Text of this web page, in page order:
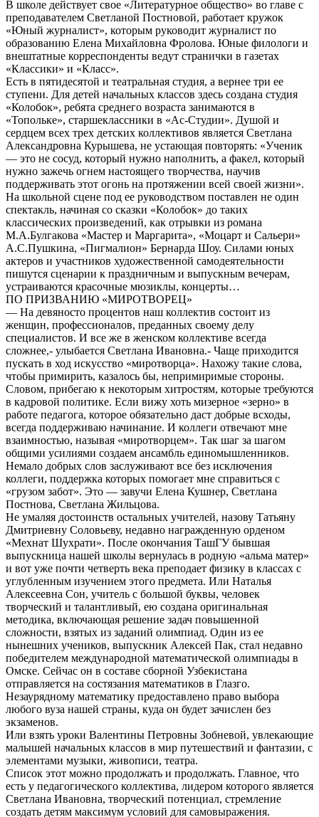
В школе действует свое «Литературное общество» во главе с
преподавателем Светланой Постновой, работает кружок
«Юный журналист», которым руководит журналист по
образованию Елена Михайловна Фролова. Юные филологи и
внештатные корреспонденты ведут странички в газетах
«Классики» и «Класс».
Есть в пятидесятой и театральная студия, а вернее три ее
ступени. Для детей начальных классов здесь создана студия
«Колобок», ребята среднего возраста занимаются в
«Топольке», старшеклассники в «Ас-Студии». Душой и
сердцем всех трех детских коллективов является Светлана
Александровна Курышева, не устающая повторять: «Ученик
— это не сосуд, который нужно наполнить, а факел, который
нужно зажечь огнем настоящего творчества, научив
поддерживать этот огонь на протяжении всей своей жизни».
На школьной сцене под ее руководством поставлен не один
спектакль, начиная со сказки «Колобок» до таких
классических произведений, как отрывки из романа
М.А.Булгакова «Мастер и Маргарита», «Моцарт и Сальери»
А.С.Пушкина, «Пигмалион» Бернарда Шоу. Силами юных
актеров и участников художественной самодеятельности
пишутся сценарии к праздничным и выпускным вечерам,
устраиваются красочные мюзиклы, концерты…
ПО ПРИЗВАНИЮ «МИРОТВОРЕЦ»
— На девяносто процентов наш коллектив состоит из
женщин, профессионалов, преданных своему делу
специалистов. И все же в женском коллективе всегда
сложнее,- улыбается Светлана Ивановна.- Чаще приходится
пускать в ход искусство «миротворца». Нахожу такие слова,
чтобы примирить, казалось бы, непримиримые стороны.
Словом, прибегаю к некоторым хитростям, которые требуются
в кадровой политике. Если вижу хоть мизерное «зерно» в
работе педагога, которое обязательно даст добрые всходы,
всегда поддерживаю начинание. И коллеги отвечают мне
взаимностью, называя «миротворцем». Так шаг за шагом
общими усилиями создаем ансамбль единомышленников.
Немало добрых слов заслуживают все без исключения
коллеги, поддержка которых помогает мне справиться с
«грузом забот». Это — завучи Елена Кушнер, Светлана
Постнова, Светлана Жильцова.
Не умаляя достоинств остальных учителей, назову Татьяну
Дмитриевну Соловьеву, недавно награжденную орденом
«Мехнат Шухрати». После окончания ТашГУ бывшая
выпускница нашей школы вернулась в родную «альма матер»
и вот уже почти четверть века преподает физику в классах с
углубленным изучением этого предмета. Или Наталья
Алексеевна Сон, учитель с большой буквы, человек
творческий и талантливый, ею создана оригинальная
методика, включающая решение задач повышенной
сложности, взятых из заданий олимпиад. Один из ее
нынешних учеников, выпускник Алексей Пак, стал недавно
победителем международной математической олимпиады в
Омске. Сейчас он в составе сборной Узбекистана
отправляется на состязания математиков в Глазго.
Незаурядному математику предоставлено право выбора
любого вуза нашей страны, куда он будет зачислен без
экзаменов.
Или взять уроки Валентины Петровны Зобневой, увлекающие
малышей начальных классов в мир путешествий и фантазии, с
элементами музыки, живописи, театра.
Список этот можно продолжать и продолжать. Главное, что
есть у педагогического коллектива, лидером которого является
Светлана Ивановна, творческий потенциал, стремление
создать детям максимум условий для самовыражения.